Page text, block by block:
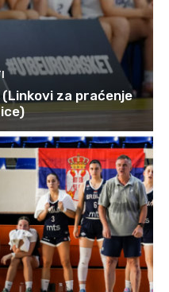
(Linkovi za praćenje